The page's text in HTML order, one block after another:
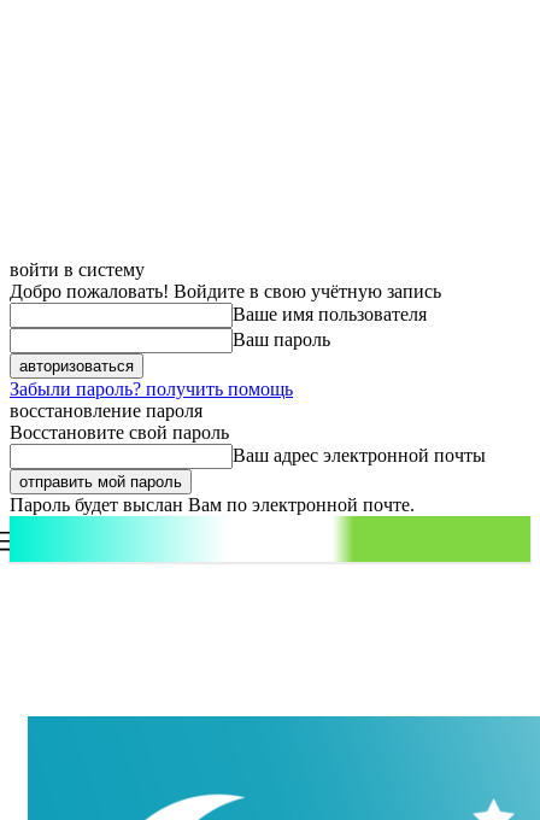
войти в систему
Добро пожаловать! Войдите в свою учётную запись
Ваше имя пользователя
Ваш пароль
Забыли пароль? получить помощь
восстановление пароля
Восстановите свой пароль
Ваш адрес электронной почты
Пароль будет выслан Вам по электронной почте.